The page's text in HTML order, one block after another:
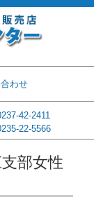
わせ
42-2411
22-5566
部女性